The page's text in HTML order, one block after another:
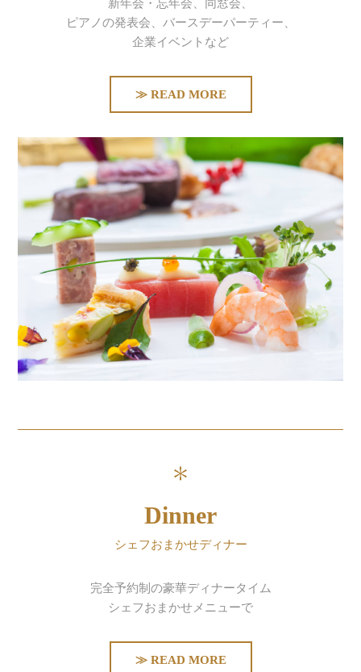
新年会・忘年会、
同窓会、
ピアノの発表会、 バースデーパーティー、
企業イベントなど
≫ READ MORE
Dinner
シェフおまかせディナー
完全予約制の豪華ディナータイム
シェフおまかせメニューで
≫ READ MORE